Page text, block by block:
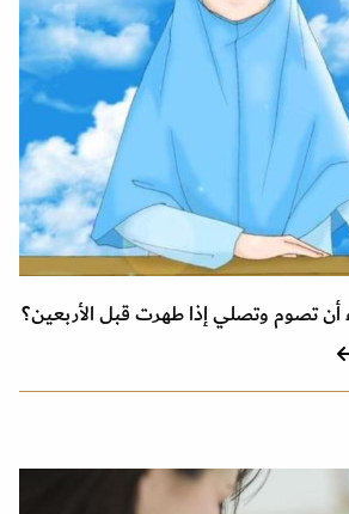
تصوم وتصلي إذا طهرت قبل الأربعين؟